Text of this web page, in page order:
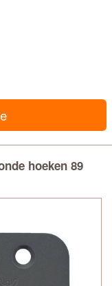
hoeken 89